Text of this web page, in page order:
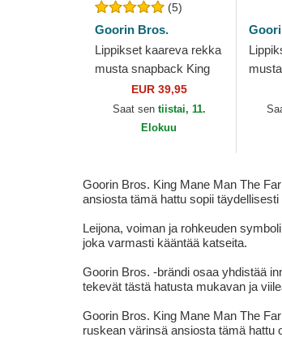
(5)
Goorin Bros.
Lippikset kaareva rekka
musta snapback King
GB2 Lion The Rocker
The Farm Goorin Bros.
EUR 39,95
Saat sen tiistai, 11.
Elokuu
Goorin Bros. King Mane Man The
ansiosta tämä hattu sopii
Leijona, voiman ja rohkeuden
joka varmasti kääntää katseita.
Goorin Bros. -brändi osaa yhdistää
tekevät tästä hatusta mukavan ja
Goorin Bros. King Mane Man The
ruskean värinsä ansiosta tämä hattu